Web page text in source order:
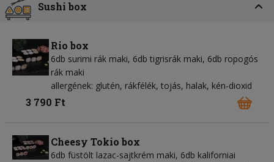
Sushi box
Rio box
6db surimi rák maki, 6db tigrisrák maki, 6db ropogós
rák maki
allergének: glutén, rákfélék, tojás, halak, kén-dioxid
3 790 Ft
Cheesy Tokio box
6db füstölt lazac-sajtkrém maki, 6db kaliforniai